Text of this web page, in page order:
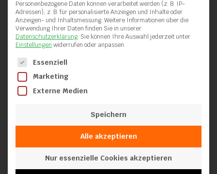
32
Personenbezogene Daten können verarbeitet werden (z. B. IP-
Adressen), z. B. für personalisierte Anzeigen und Inhalte oder
Anzeigen- und Inhaltsmessung. Weitere Informationen über die
Verwendung Ihrer Daten finden Sie in unserer
Datenschutzerklärung. Sie können Ihre Auswahl jederzeit unter
Einstellungen widerrufen oder anpassen.
Es folgt eine Liste der Service-Gruppen, für die eine
Essenziell
Marketing
Externe Medien
Speichern
Alle akzeptieren
Nur essenzielle Cookies akzeptieren